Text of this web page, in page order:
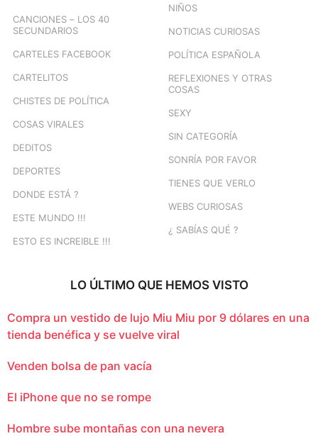
CANCIONES – LOS 40
SECUNDARIOS
CARTELES FACEBOOK
CARTELITOS
CHISTES DE POLÍTICA
COSAS VIRALES
DEDITOS
DEPORTES
DONDE ESTÁ ?
ESTE MUNDO !!!
ESTO ES INCREIBLE !!!
NIÑOS
NOTICIAS CURIOSAS
POLÍTICA ESPAÑOLA
REFLEXIONES Y OTRAS
COSAS
SEXY
SIN CATEGORÍA
SONRÍA POR FAVOR
TIENES QUE VERLO
WEBS CURIOSAS
¿ SABÍAS QUÉ ?
LO ÚLTIMO QUE HEMOS VISTO
Compra un vestido de lujo Miu Miu por 9 dólares en una
tienda benéfica y se vuelve viral
Venden bolsa de pan vacía
El iPhone que no se rompe
Hombre sube montañas con una nevera